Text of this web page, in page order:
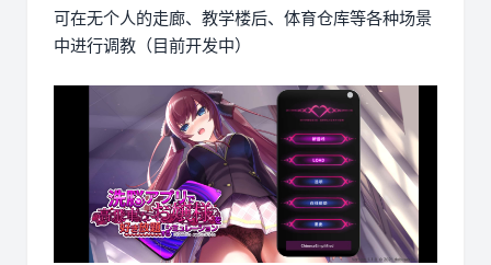
可在无个人的走廊、教学楼后、体育仓库等各种场景
中进行调教（目前开发中）